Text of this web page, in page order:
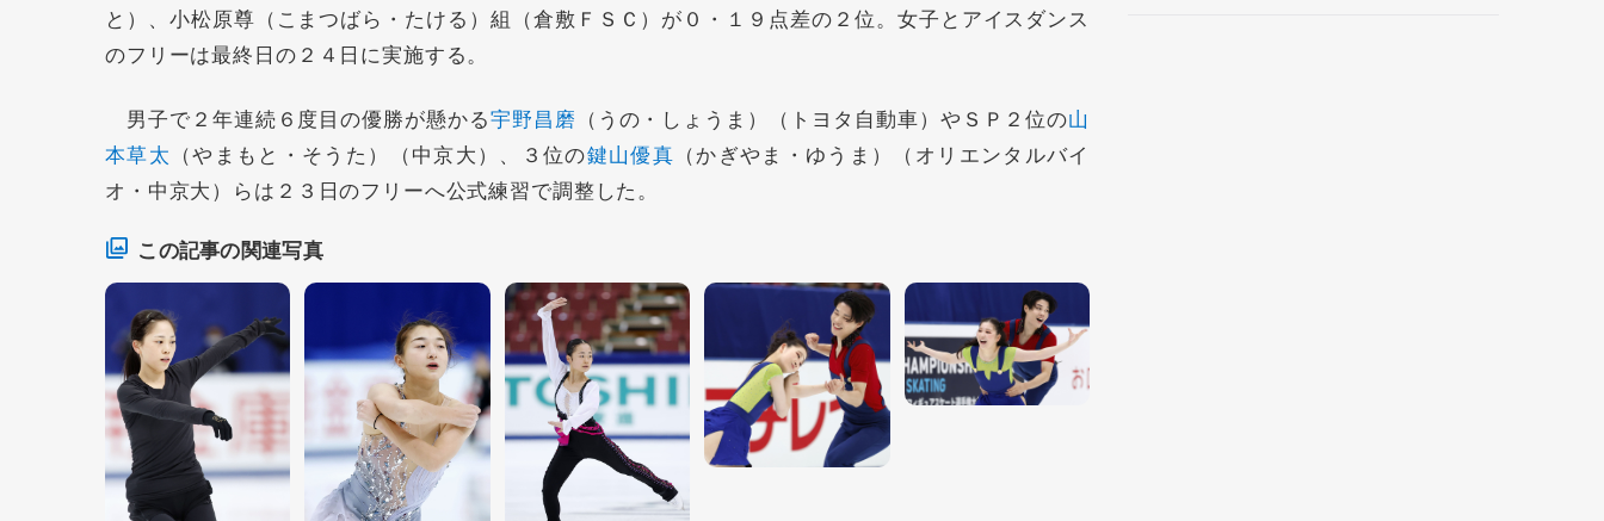
と）、小松原尊（こまつばら・たける）組（倉敷ＦＳＣ）が０・１９点差の２位。女子とアイスダンス
のフリーは最終日の２４日に実施する。
男子で２年連続６度目の優勝が懸かる宇野昌磨 （うの・しょうま）（トヨタ自動車）やＳＰ２位の山
本草太 （やまもと・そうた）（中京大）、３位の鍵山優真 （かぎやま・ゆうま）（オリエンタルバイ
オ・中京大）らは２３日のフリーへ公式練習で調整した。
この記事の関連写真